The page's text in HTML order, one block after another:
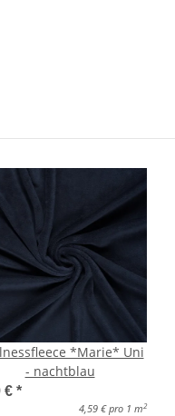
*Marie* Uni
- nachtblau
€ *
4,59 € pro 1 m2